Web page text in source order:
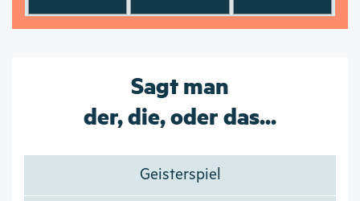
Sagt man
der, die, oder das...
Geisterspiel